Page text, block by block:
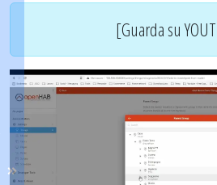
[Guarda su